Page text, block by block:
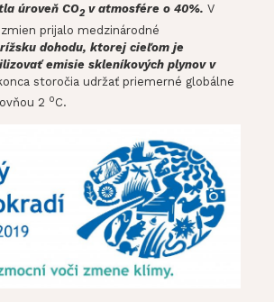
úroveň CO2v atmosfére o 40%. V
prijalo medzinárodné
dohodu, ktorej cieľom je
emisie skleníkových plynov v
storočia udržať priemerné globálne
2 oC.